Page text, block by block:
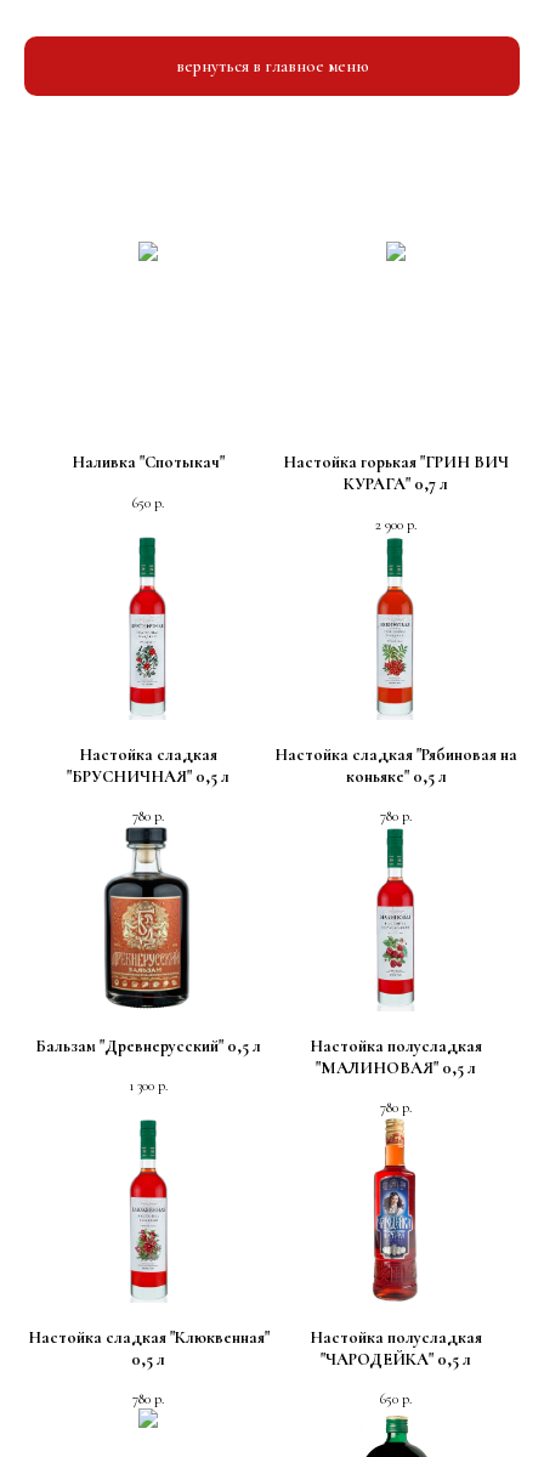
вернуться в главное меню
Наливка "Спотыкач"
650 р.
Настойка горькая "ГРИН ВИЧ
КУРАГА" 0,7 л
2 900 р.
Настойка сладкая
"БРУСНИЧНАЯ" 0,5 л
780 р.
Настойка сладкая "Рябиновая на
коньяке" 0,5 л
780 р.
Бальзам "Древнерусский" 0,5 л
1 300 р.
Настойка полусладкая
"МАЛИНОВАЯ" 0,5 л
780 р.
Настойка сладкая "Клюквенная"
0,5 л
780 р.
Настойка полусладкая
"ЧАРОДЕЙКА" 0,5 л
650 р.